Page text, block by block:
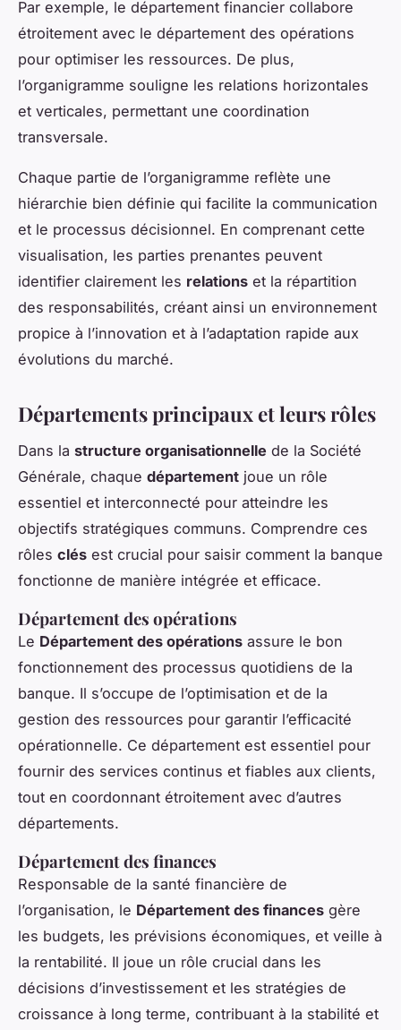
Par exemple, le département financier collabore
étroitement avec le département des opérations
pour optimiser les ressources. De plus,
l’organigramme souligne les relations horizontales
et verticales, permettant une coordination
transversale.
Chaque partie de l’organigramme reflète une
hiérarchie bien définie qui facilite la communication
et le processus décisionnel. En comprenant cette
visualisation, les parties prenantes peuvent
identifier clairement les relations et la répartition
des responsabilités, créant ainsi un environnement
propice à l’innovation et à l’adaptation rapide aux
évolutions du marché.
Départements principaux et leurs rôles
Dans la structure organisationnelle de la Société
Générale, chaque département joue un rôle
essentiel et interconnecté pour atteindre les
objectifs stratégiques communs. Comprendre ces
rôles clés est crucial pour saisir comment la banque
fonctionne de manière intégrée et efficace.
Département des opérations
Le Département des opérations assure le bon
fonctionnement des processus quotidiens de la
banque. Il s’occupe de l’optimisation et de la
gestion des ressources pour garantir l’efficacité
opérationnelle. Ce département est essentiel pour
fournir des services continus et fiables aux clients,
tout en coordonnant étroitement avec d’autres
départements.
Département des finances
Responsable de la santé financière de
l’organisation, le Département des finances gère
les budgets, les prévisions économiques, et veille à
la rentabilité. Il joue un rôle crucial dans les
décisions d’investissement et les stratégies de
croissance à long terme, contribuant à la stabilité et